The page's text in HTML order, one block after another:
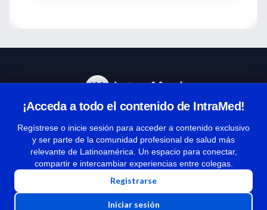
¡Acceda a todo el contenido de IntraMed!
Regístrese o inicie sesión para acceder a contenido exclusivo
y ser parte de la comunidad profesional de salud más
relevante de Latinoamérica. Un espacio para conectar,
compartir e intercambiar experiencias entre colegas.
Registrarse
Iniciar sesión
Términos y condiciones
| Políticas de privacidad
| Todos los derechos reservados | Copyright 1997-2026